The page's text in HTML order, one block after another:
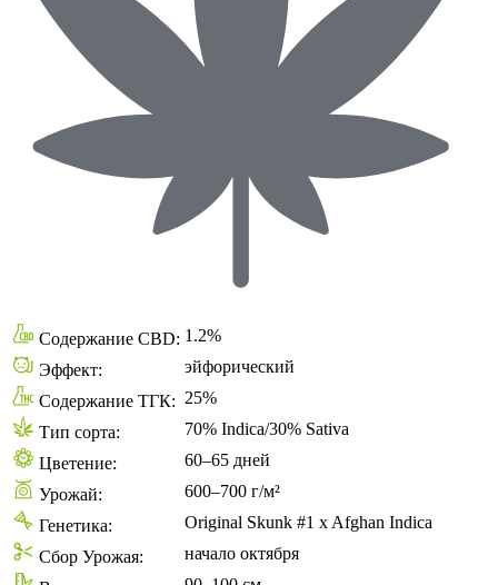
Содержание CBD: 1.2%
Эффект:
эйфорический
Содержание ТГК: 25%
Тип сорта:
70% Indica/30% Sativa
Цветение:
60–65 дней
Урожай:
600–700 г/м²
Генетика:
Original Skunk #1 x Afghan Indica
Сбор Урожая:
начало октября